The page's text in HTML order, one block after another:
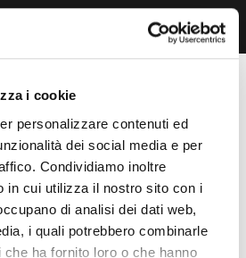
i cookie
personalizzare contenuti ed
dei social media e per
Condividiamo inoltre
in cui utilizza il nostro sito con i
di analisi dei dati web,
i quali potrebbero combinarle
ha fornito loro o che hanno